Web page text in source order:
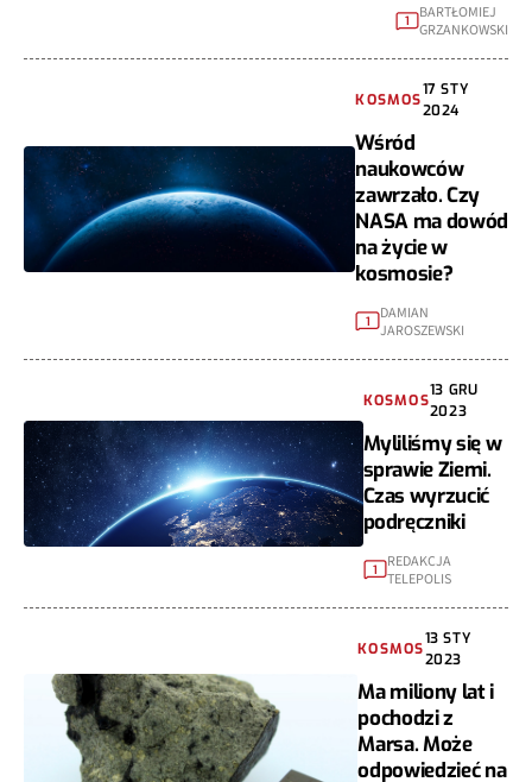
1
BARTŁOMIEJ
GRZANKOWSKI
KOSMOS
17 STY
2024
Wśród
naukowców
zawrzało. Czy
NASA ma dowód
na życie w
kosmosie?
1
DAMIAN
JAROSZEWSKI
KOSMOS
13 GRU
2023
Myliliśmy się w
sprawie Ziemi.
Czas wyrzucić
podręczniki
1
REDAKCJA
TELEPOLIS
KOSMOS
13 STY
2023
Ma miliony lat i
pochodzi z
Marsa. Może
odpowiedzieć na